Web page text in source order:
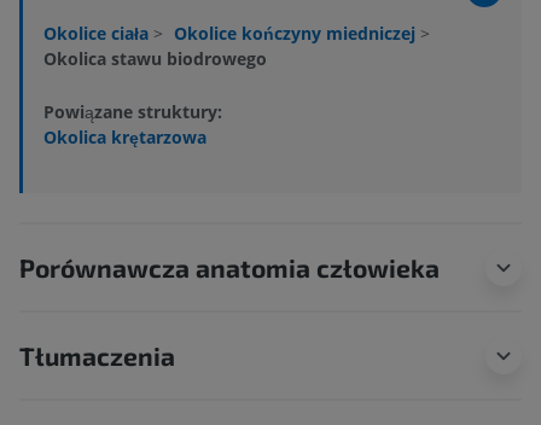
Okolice ciała > Okolice kończyny miedniczej >
Okolica stawu biodrowego
Powiązane struktury:
Okolica krętarzowa
Porównawcza anatomia człowieka
Tłumaczenia